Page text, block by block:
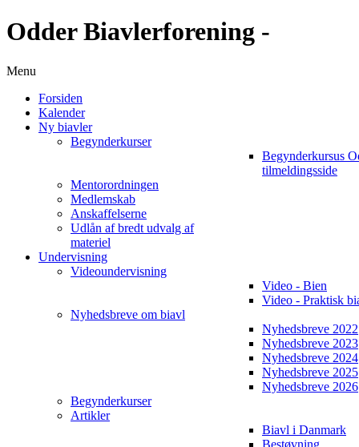
Odder Biavlerforening -
Menu
Forsiden
Kalender
Ny biavler
Begynderkurser
Begynderkursus
tilmeldingsside
Mentorordningen
Medlemskab
Anskaffelserne
Udlån af bredt udvalg af
materiel
Undervisning
Videoundervisning
Video - Bien
Video - Praktisk
Nyhedsbreve om biavl
Nyhedsbreve 2022
Nyhedsbreve 2023
Nyhedsbreve 2024
Nyhedsbreve 2025
Nyhedsbreve 2026
Begynderkurser
Artikler
Biavl i Danmark
Bestøvning